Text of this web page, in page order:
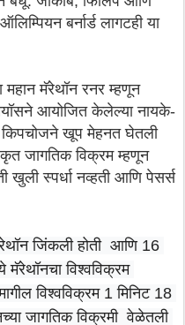
बर्नार्ड लागटही या
मॅरेथॉन रनर म्हणून
आयोजित केलेल्या नायके-
किपचोजने खूप मेहनत घेतली
जागतिक विक्रम म्हणून
खुली स्पर्धा नव्हती आणि पेसर्स
जिंकली होती  आणि 16
मॅरेथॉनचा ​​विश्वविक्रम
विश्वविक्रम 1 मिनिट 18
जागतिक विक्रमी  वेळेतली